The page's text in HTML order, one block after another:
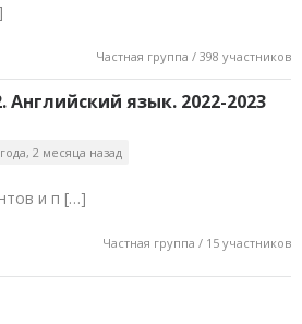
Частная группа / 398 участников
Английский язык. 2022-2023
2 месяца назад
и п […]
Частная группа / 15 участников